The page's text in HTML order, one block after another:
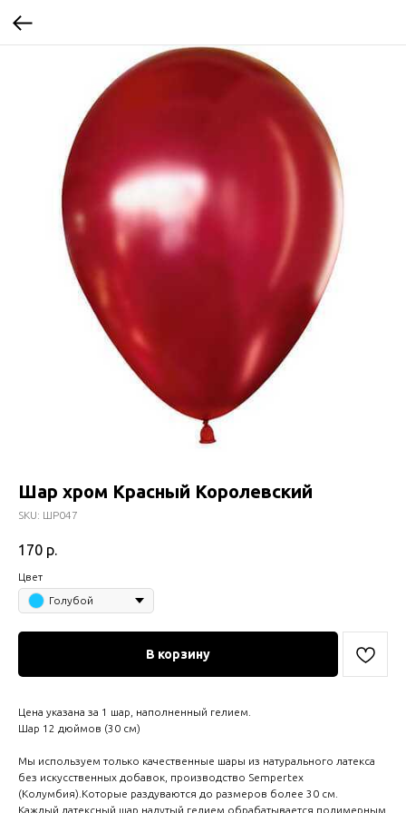
Шар хром Красный Королевский
SKU: ШР047
170 р.
Цвет
Голубой
В корзину
Цена указана за 1 шар, наполненный гелием.
Шар 12 дюймов (30 см)
Мы используем только качественные шары из натурального латекса
без искусственных добавок, производство Sempertex
(Колумбия).Которые раздуваются до размеров более 30 см.
Каждый латексный шар надутый гелием обрабатывается полимерным